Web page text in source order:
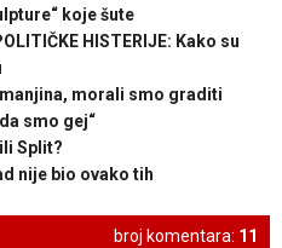
koje šute
HISTERIJE: Kako su
manjina, morali smo graditi
smo gej“
Split?
nije bio ovako tih
broj komentara: 11